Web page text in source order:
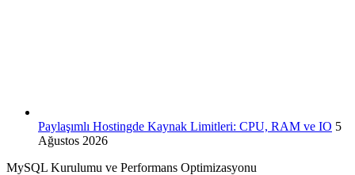
Paylaşımlı Hostingde Kaynak Limitleri: CPU, RAM ve IO 5
Ağustos 2026
MySQL Kurulumu ve Performans Optimizasyonu